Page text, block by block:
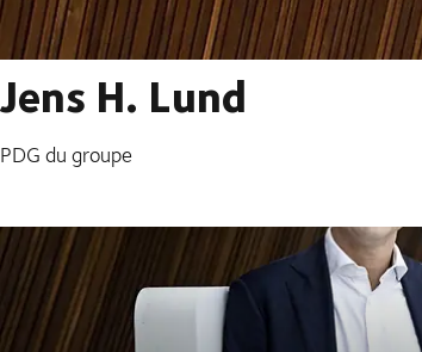
Jens H. Lund
PDG du groupe